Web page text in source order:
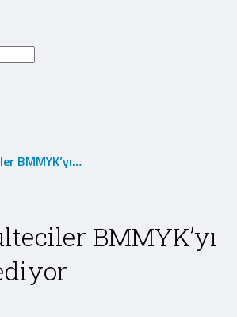
BMMYK’yı…
BMMYK’yı